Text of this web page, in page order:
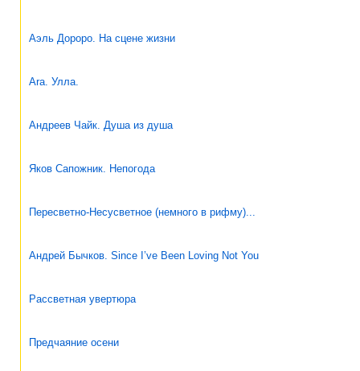
Аэль Дороро. На сцене жизни
Ara. Улла.
Андреев Чайк. Душа из душа
Яков Сапожник. Непогода
Пересветно-Несусветное (немного в рифму)...
Андрей Бычков. Since I’ve Been Loving Not You
Рассветная увертюра
Предчаяние осени